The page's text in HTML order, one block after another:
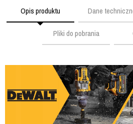
Opis produktu Dane
Pliki do pobrania